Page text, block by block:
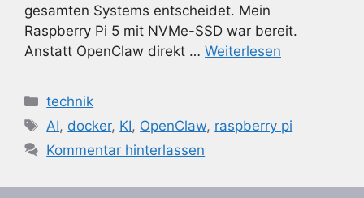
gesamten Systems entscheidet. Mein
Raspberry Pi 5 mit NVMe-SSD war bereit.
Anstatt OpenClaw direkt … Weiterlesen
Kategorien
technik
Schlagwörter
AI, docker, KI, OpenClaw, raspberry pi
Kommentar hinterlassen